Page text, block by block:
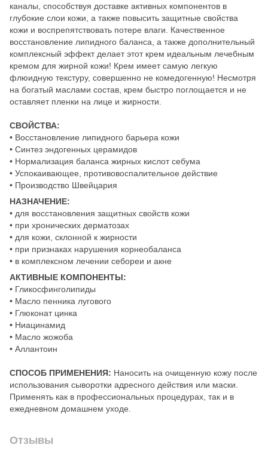
каналы, способствуя доставке активных компонентов в
глубокие слои кожи, а также повысить защитные свойства
кожи и воспрепятствовать потере влаги. Качественное
восстановление липидного баланса, а также дополнительный
комплексный эффект делает этот крем идеальным лечебным
кремом для жирной кожи! Крем имеет самую легкую
флюидную текстуру, совершенно не комедогенную! Несмотря
на богатый маслами состав, крем быстро поглощается и не
оставляет пленки на лице и жирности.
СВОЙСТВА:
• Восстановление липидного барьера кожи
• Синтез эндогенных церамидов
• Нормализация баланса жирных кислот себума
• Успокаивающее, противовоспалительное действие
• Производство Швейцария
НАЗНАЧЕНИЕ:
• для восстановления защитных свойств кожи
• при хронических дерматозах
• для кожи, склонной к жирности
• при признаках нарушения корнеобаланса
• в комплексном лечении себореи и акне
АКТИВНЫЕ КОМПОНЕНТЫ:
• Гликосфинголипиды
• Масло пенника лугового
• Глюконат цинка
• Ниацинамид
• Масло жожоба
• Аллантоин
СПОСОБ ПРИМЕНЕНИЯ: Наносить на очищенную кожу после
использования сыворотки адресного действия или маски.
Применять как в профессиональных процедурах, так и в
ежедневном домашнем уходе.
Отзывы